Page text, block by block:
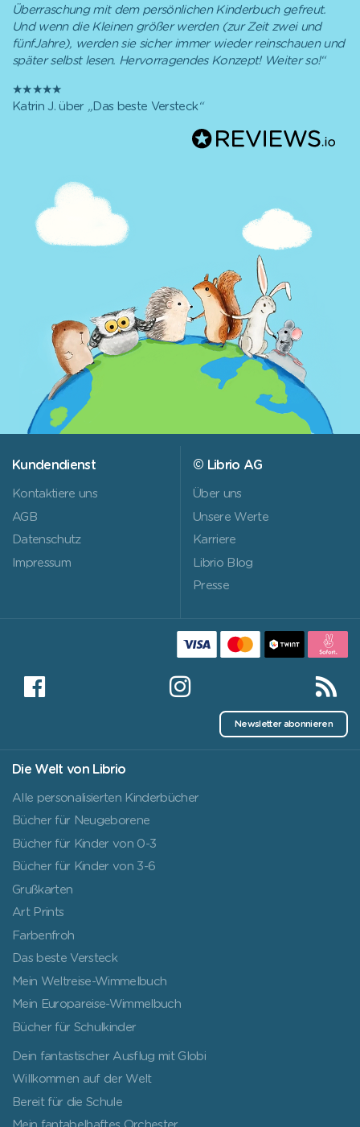
Überraschung mit dem persönlichen Kinderbuch gefreut.
Und wenn die Kleinen größer werden (zur Zeit zwei und
fünfJahre), werden sie sicher immer wieder reinschauen und
später selbst lesen. Hervorragendes Konzept! Weiter so!“
★★★★★
Katrin J. über „ Das beste Versteck “
Kundendienst
Kontaktiere uns
AGB
Datenschutz
Impressum
© Librio AG
Über uns
Unsere Werte
Karriere
Librio Blog
Presse
Newsletter abonnieren
Die Welt von Librio
Alle personalisierten Kinderbücher
Bücher für Neugeborene
Bücher für Kinder von 0-3
Bücher für Kinder von 3-6
Grußkarten
Art Prints
Farbenfroh
Das beste Versteck
Mein Weltreise-Wimmelbuch
Mein Europareise-Wimmelbuch
Bücher für Schulkinder
Dein fantastischer Ausflug mit Globi
Willkommen auf der Welt
Bereit für die Schule